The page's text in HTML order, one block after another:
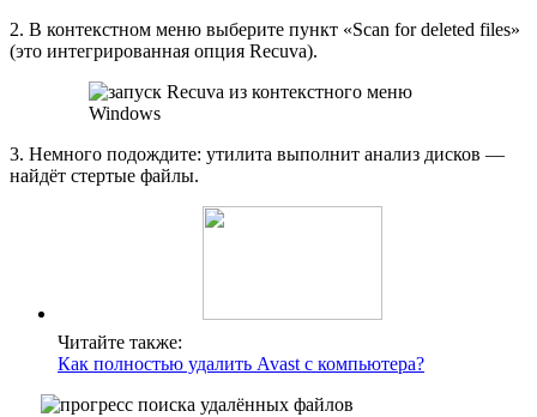
2. В контекстном меню выберите пункт «Scan for deleted files»
(это интегрированная опция Recuva).
3. Немного подождите: утилита выполнит анализ дисков —
найдёт стертые файлы.
Читайте также:
Как полностью удалить Avast с компьютера?